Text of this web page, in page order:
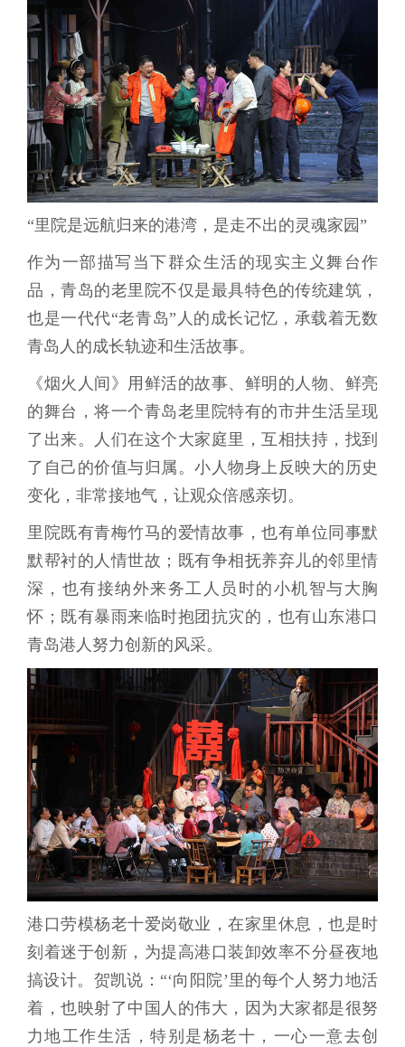
“里院是远航归来的港湾，是走不出的灵魂家园”
作为一部描写当下群众生活的现实主义舞台作
品，青岛的老里院不仅是最具特色的传统建筑，
也是一代代“老青岛”人的成长记忆，承载着无数
青岛人的成长轨迹和生活故事。
《烟火人间》用鲜活的故事、鲜明的人物、鲜亮
的舞台，将一个青岛老里院特有的市井生活呈现
了出来。人们在这个大家庭里，互相扶持，找到
了自己的价值与归属。小人物身上反映大的历史
变化，非常接地气，让观众倍感亲切。
里院既有青梅竹马的爱情故事，也有单位同事默
默帮衬的人情世故；既有争相抚养弃儿的邻里情
深，也有接纳外来务工人员时的小机智与大胸
怀；既有暴雨来临时抱团抗灾的，也有山东港口
青岛港人努力创新的风采。
港口劳模杨老十爱岗敬业，在家里休息，也是时
刻着迷于创新，为提高港口装卸效率不分昼夜地
搞设计。贺凯说：“‘向阳院’里的每个人努力地活
着，也映射了中国人的伟大，因为大家都是很努
力地工作生活，特别是杨老十，一心一意去创